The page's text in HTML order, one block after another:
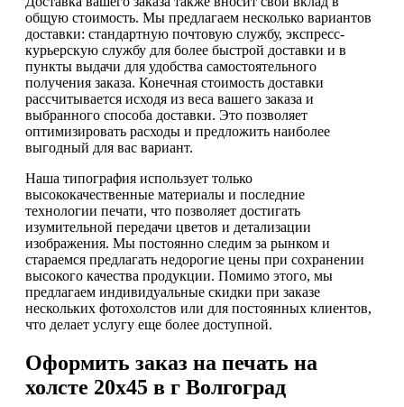
общую стоимость. Мы предлагаем несколько вариантов
доставки: стандартную почтовую службу, экспресс-
курьерскую службу для более быстрой доставки и в
пункты выдачи для удобства самостоятельного
получения заказа. Конечная стоимость доставки
рассчитывается исходя из веса вашего заказа и
выбранного способа доставки. Это позволяет
оптимизировать расходы и предложить наиболее
выгодный для вас вариант.
Наша типография использует только
высококачественные материалы и последние
технологии печати, что позволяет достигать
изумительной передачи цветов и детализации
изображения. Мы постоянно следим за рынком и
стараемся предлагать недорогие цены при сохранении
высокого качества продукции. Помимо этого, мы
предлагаем индивидуальные скидки при заказе
нескольких фотохолстов или для постоянных клиентов,
что делает услугу еще более доступной.
Оформить заказ на печать на
холсте 20х45 в г Волгоград